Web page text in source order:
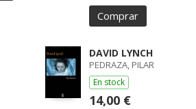
Comprar
DAVID LYNCH
PEDRAZA, PILAR
En stock
14,00 €